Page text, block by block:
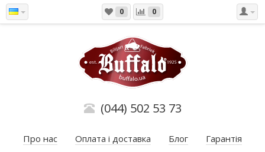
0 0
(044) 502 53 73
Про нас Оплата і доставка Блог
Гарантія